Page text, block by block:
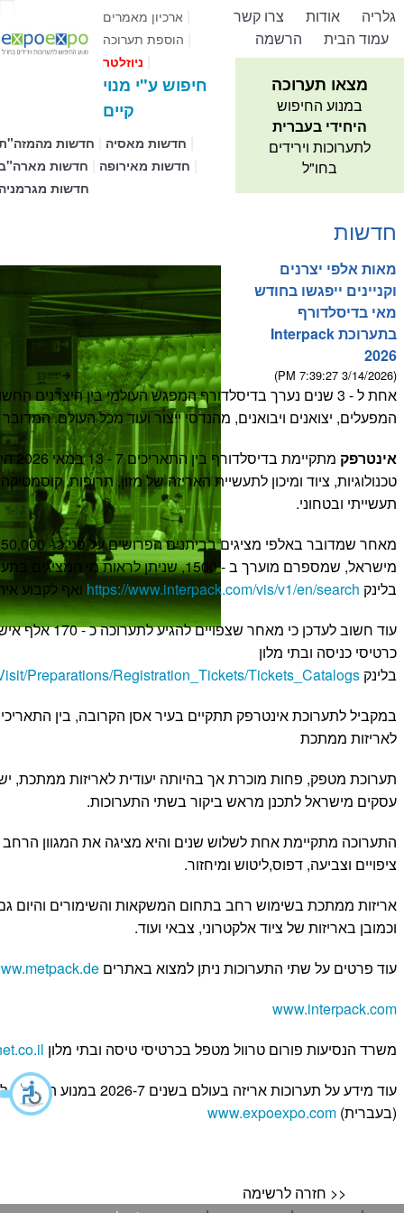
ארכיון מאמרים|
הוספת תערוכה
ניוזלטר
חיפוש ע"י מנוי
קיים
חדשות חדשות מאסיה
חדשות חדשות מאירופה
חדשות
צרו קשר אודות
גלריה
הרשמה
עמוד הבית
מצאו תערוכה
במנוע החיפוש
היחידי בעברית
לתערוכות וירידים
בחו"ל
חדשות
מאות אלפי יצרנים
וקניינים ייפגשו בחודש
מאי בדיסלדורף
בתערוכת Interpack
2026
(3/14/2026 7:39:27 PM)
אחת ל - 3 שנים נערך בדיסלדורף המפגש העולמי בין היצרנים
המפעלים, יצואנים ויבואנים, מהנדסי ייצור ועוד מכל העולם.
אינטרפק
טכנולוגיות, ציוד ומיכון לתעשיית האריזה של מזון, תרופות,
תעשייתי ובטחוני.
מישראל, שמספרם מוערך ב - 1500, שניתן לראות מי
בלינק https://www.interpack.com/vis/v1/en/search ואף לקבוע
עוד חשוב לעדכן כי
כרטיסי כניסה ובתי מלון
בלינק Preparations/Registration_Tickets/Tickets_Catalogs
לאריזות ממתכת
תערוכת מטפק, פחות מוכרת אך בהיותה יעודית לאריזות ממתכת,
עסקים מישראל לתכנן מראש ביקור בשתי התערוכות.
התערוכה מתקיימת אחת לשלוש שנים והיא מציגה את המגוון הרחב
ציפויים וצביעה, דפוס,ליטוש ומיחזור.
אריזות ממתכת בשימוש רחב בתחום המשקאות והשימורים והיום
וכמובן באריזות של ציוד אלקטרוני, צבאי ועוד.
עוד פרטים על שתי התערוכות ניתן למצוא באתרים
www.interpack.com
משרד הנסיעות פורום טרוול מטפל בכרטיסי טיסה ובתי מלון
עוד מידע על תערוכות אריזה בעולם
(בעברית) www.expoexpo.com
חזרה לרשימה >>